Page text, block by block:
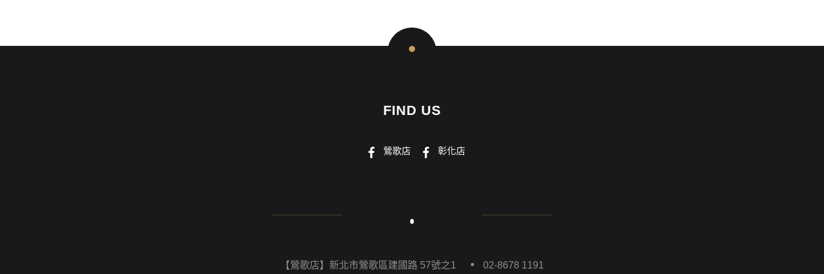
FIND US
鶯歌店 彰化店
【鶯歌店】新北市鶯歌區建國路 57號之1
02-8678 1191